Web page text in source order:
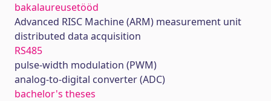
bakalaureusetööd
Advanced RISC Machine (ARM) measurement unit
distributed data acquisition
RS485
pulse-width modulation (PWM)
analog-to-digital converter (ADC)
bachelor's theses